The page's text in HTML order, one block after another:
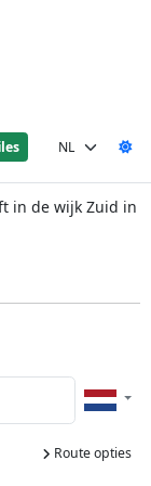
in de wijk Zuid in
Route opties